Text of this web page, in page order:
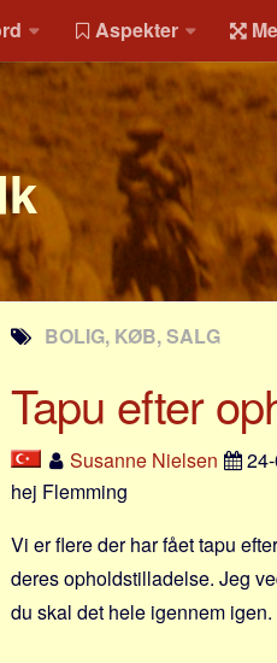
Aspekter
BOLIG, KØB, SALG
Tapu efter
Susanne Nielsen
hej Flemming
Vi er flere der har fået tapu
deres opholdstilladelse. Jeg
du skal det hele igennem igen.